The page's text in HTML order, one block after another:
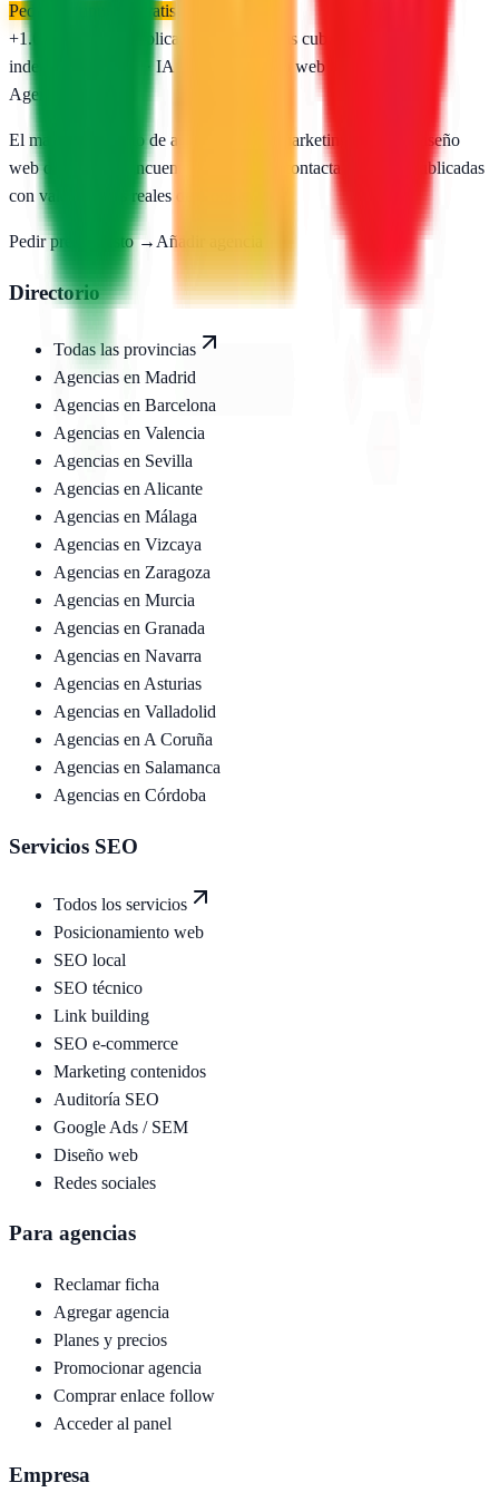
Pedir presupuesto gratis
+1.650
agencias publicadas provincias cubiertas
independiente
SEO · IA · GEO · Diseño web
AgenciasSEO
El mayor directorio de agencias SEO, marketing digital y diseño
web de España. Encuentra, compara y contacta agencias publicadas
con valoraciones reales de Google.
Pedir presupuesto → Añadir agencia
Directorio
Todas las provincias
Agencias en Madrid
Agencias en Barcelona
Agencias en Valencia
Agencias en Sevilla
Agencias en Alicante
Agencias en Málaga
Agencias en Vizcaya
Agencias en Zaragoza
Agencias en Murcia
Agencias en Granada
Agencias en Navarra
Agencias en Asturias
Agencias en Valladolid
Agencias en A Coruña
Agencias en Salamanca
Agencias en Córdoba
Servicios SEO
Todos los servicios
Posicionamiento web
SEO local
SEO técnico
Link building
SEO e-commerce
Marketing contenidos
Auditoría SEO
Google Ads / SEM
Diseño web
Redes sociales
Para agencias
Reclamar ficha
Agregar agencia
Planes y precios
Promocionar agencia
Comprar enlace follow
Acceder al panel
Empresa